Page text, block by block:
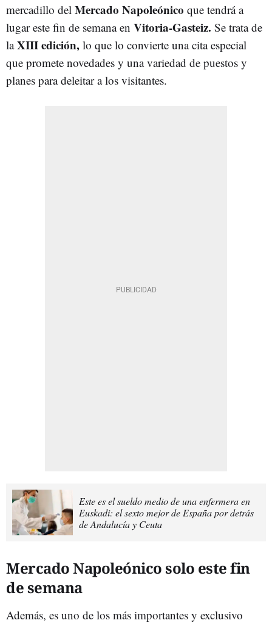
mercadillo del Mercado Napoleónico que tendrá a
lugar este fin de semana en Vitoria-Gasteiz. Se trata de
laXIII edición, lo que lo convierte una cita especial
que promete novedades y una variedad de puestos y
planes para deleitar a los visitantes.
Este es el sueldo medio de una enfermera en
Euskadi: el sexto mejor de España por detrás
de Andalucía y Ceuta
Mercado Napoleónico solo este fin
de semana
Además, es uno de los más importantes y exclusivo